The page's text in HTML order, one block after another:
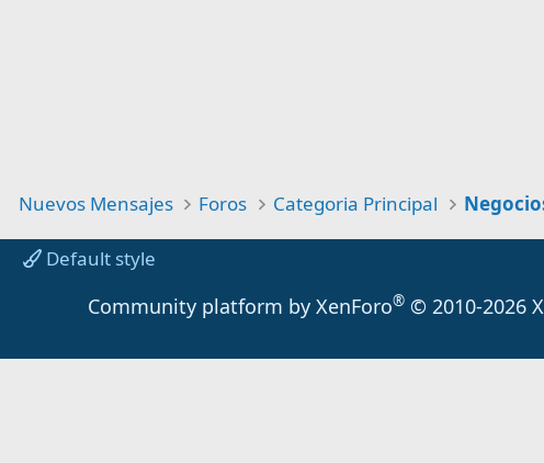
Nuevos Mensajes Foros Categoria Principal
Default style
Community platform by XenForo® © 2010-2026